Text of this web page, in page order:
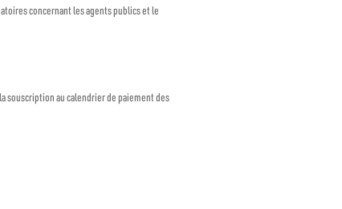
concernant les agents publics et le
souscription au calendrier de paiement des